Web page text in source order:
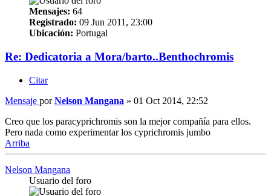
Mensajes: 64
Registrado: 09 Jun 2011, 23:00
Ubicación: Portugal
Re: Dedicatoria a Mora/barto..Benthochromis
Citar
Mensaje porNelson Mangana » 01 Oct 2014, 22:52
Creo que los paracyprichromis son la mejor compañía para ellos.
Pero nada como experimentar los cyprichromis jumbo
Arriba
Nelson Mangana
Usuario del foro